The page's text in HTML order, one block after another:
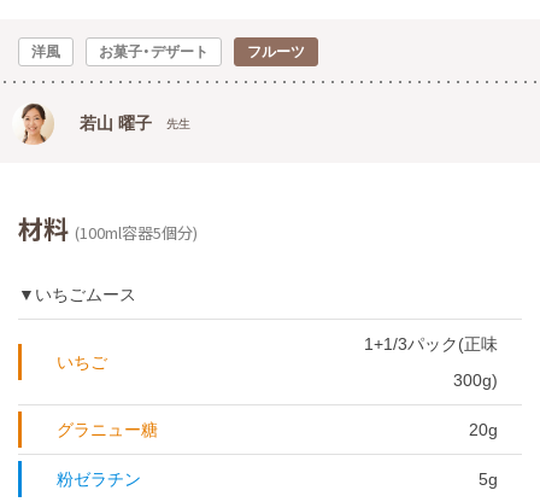
洋風 お菓子・デザート フルーツ
若山 曜子 先生
材料 (100ml容器5個分)
▼いちごムース
いちご
1+1/3パック(正味
300g)
グラニュー糖 20g
粉ゼラチン 5g